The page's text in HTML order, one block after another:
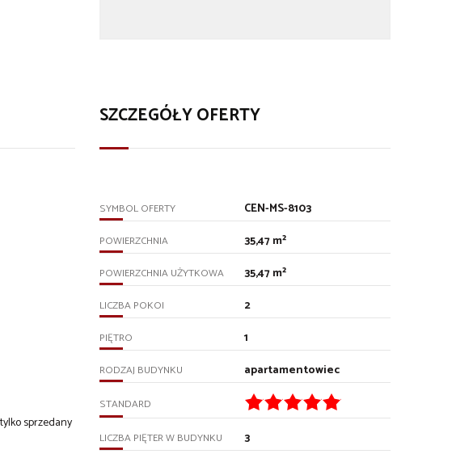
sprzedany
SZCZEGÓŁY OFERTY
SYMBOL OFERTY CEN-MS-8103
POWIERZCHNIA 35,47 m²
POWIERZCHNIA UŻYTKOWA 35,47 m²
LICZBA POKOI 2
PIĘTRO 1
RODZAJ BUDYNKU apartamentowiec
STANDARD
LICZBA PIĘTER W BUDYNKU 3